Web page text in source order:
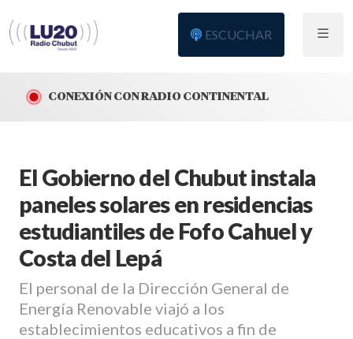
ESCUCHAR
CONEXIÓN CON RADIO CONTINENTAL
El Gobierno del Chubut instala
paneles solares en residencias
estudiantiles de Fofo Cahuel y
Costa del Lepá
El personal de la Dirección General de
Energía Renovable viajó a los
establecimientos educativos a fin de